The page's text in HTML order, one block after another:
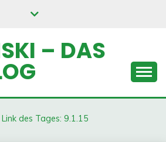
– DAS
Link des Tages: 9.1.15